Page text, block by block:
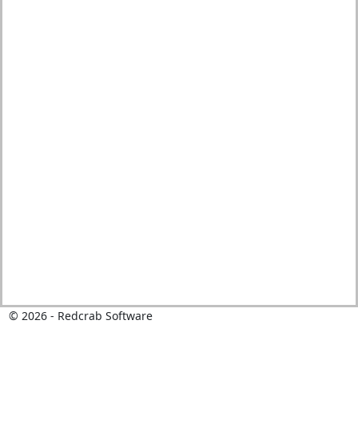
© 2026 - Redcrab Software